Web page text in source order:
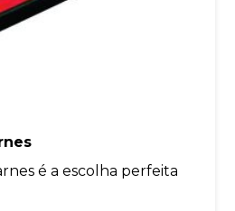
é a escolha perfeita